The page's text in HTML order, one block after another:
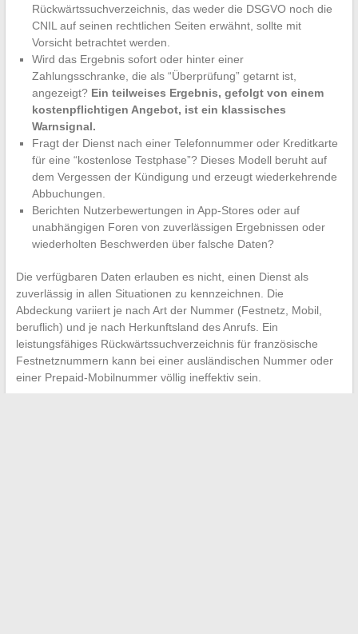
Rückwärtssuchverzeichnis, das weder die DSGVO noch die
CNIL auf seinen rechtlichen Seiten erwähnt, sollte mit
Vorsicht betrachtet werden.
Wird das Ergebnis sofort oder hinter einer
Zahlungsschranke, die als “Überprüfung” getarnt ist,
angezeigt? Ein teilweises Ergebnis, gefolgt von einem
kostenpflichtigen Angebot, ist ein klassisches
Warnsignal.
Fragt der Dienst nach einer Telefonnummer oder Kreditkarte
für eine “kostenlose Testphase”? Dieses Modell beruht auf
dem Vergessen der Kündigung und erzeugt wiederkehrende
Abbuchungen.
Berichten Nutzerbewertungen in App-Stores oder auf
unabhängigen Foren von zuverlässigen Ergebnissen oder
wiederholten Beschwerden über falsche Daten?
Die verfügbaren Daten erlauben es nicht, einen Dienst als
zuverlässig in allen Situationen zu kennzeichnen. Die
Abdeckung variiert je nach Art der Nummer (Festnetz, Mobil,
beruflich) und je nach Herkunftsland des Anrufs. Ein
leistungsfähiges Rückwärtssuchverzeichnis für französische
Festnetznummern kann bei einer ausländischen Nummer oder
einer Prepaid-Mobilnummer völlig ineffektiv sein.